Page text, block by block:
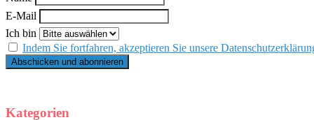
E-Mail
Ich bin
Indem Sie fortfahren, akzeptieren Sie unsere
Kategorien